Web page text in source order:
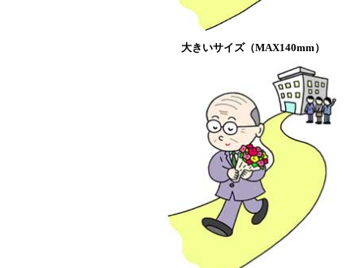
大きいサイズ（MAX140mm）